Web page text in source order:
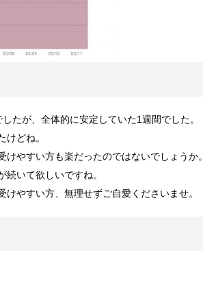
たが、全体的に安定していた1週間でした。
けどね。
けやすい方も楽だったのではないでしょうか。
続いて欲しいですね。
けやすい方、無理せずご自愛くださいませ。